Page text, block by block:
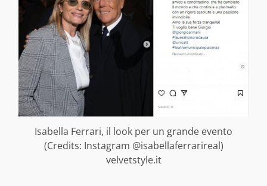
Isabella Ferrari, il look per un grande evento
(Credits: Instagram @isabellaferrarireal)
velvetstyle.it